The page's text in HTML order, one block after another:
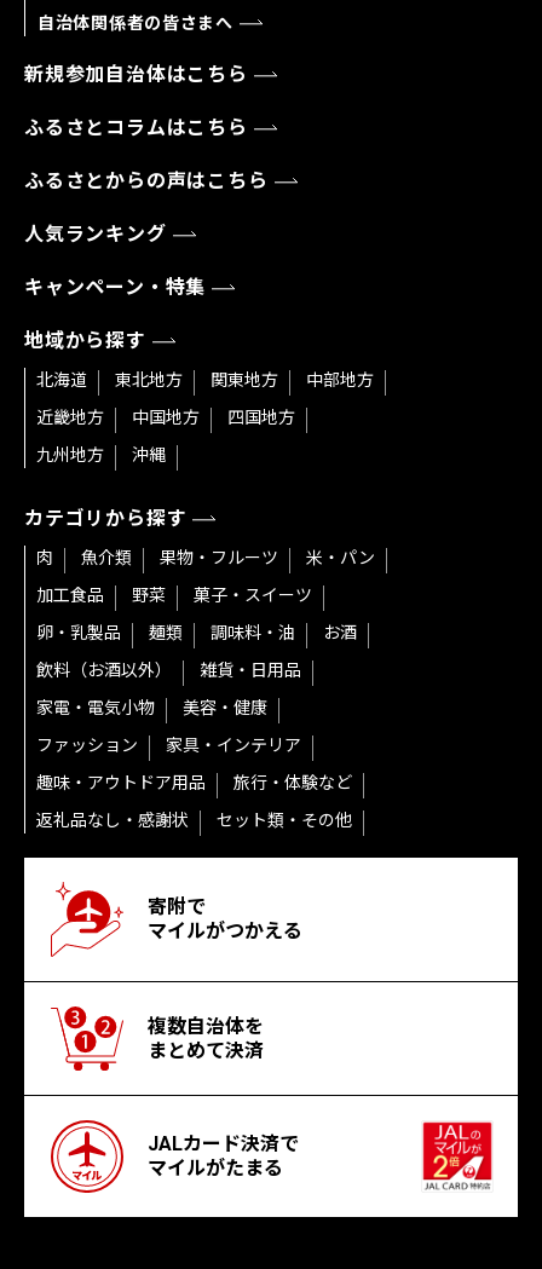
自治体関係者の皆さまへ
新規参加自治体はこちら
ふるさとコラムはこちら
ふるさとからの声はこちら
人気ランキング
キャンペーン・特集
地域から探す
北海道 東北地方 関東地方
中部地方
近畿地方
中国地方
四国地方
九州地方
沖縄
カテゴリから探す
肉 魚介類 果物・フルーツ
米・パン
加工食品
野菜
菓子・スイーツ
卵・乳製品
麺類 調味料・油
お酒
飲料（お酒以外）
雑貨・日用品
家電・電気小物
美容・健康
ファッション
家具・インテリア
趣味・アウトドア用品
旅行・体験など
返礼品なし・感謝状
セット類・その他
寄附で
マイルがつかえる
複数自治体を
まとめて決済
JALカード決済で
マイルがたまる